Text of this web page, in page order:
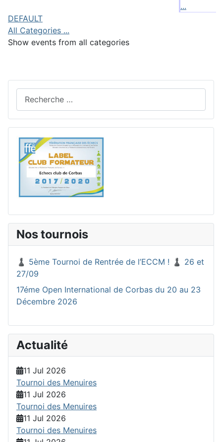
...
DEFAULT
All Categories ...
Show events from all categories
Nos tournois
♟️ 5ème Tournoi de Rentrée de l’ECCM ! ♟️ 26 et
27/09
17éme Open International de Corbas du 20 au 23
Décembre 2026
Actualité
11 Jul 2026
Tournoi des Menuires
11 Jul 2026
Tournoi des Menuires
11 Jul 2026
Tournoi des Menuires